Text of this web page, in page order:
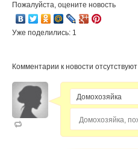
Пожалуйста, оцените новость
Уже поделились: 1
Комментарии к новости отсутствуют